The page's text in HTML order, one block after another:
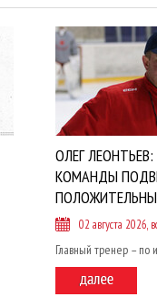
ОЛЕГ
КОМАНДЫ
02 августа 2026,
Главный тренер – по